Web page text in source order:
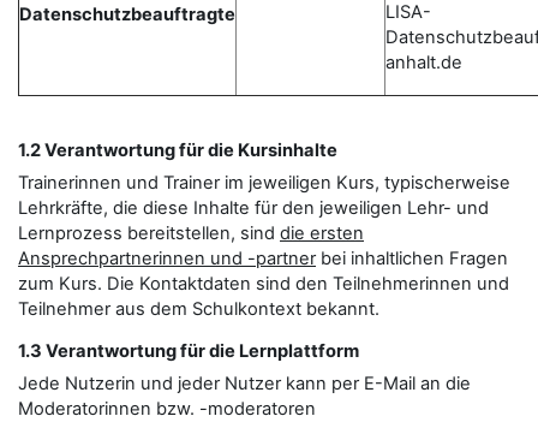
Datenschutzbeauftragte
LISA-
anhalt.de
1.2 Verantwortung für die Kursinhalte
Trainerinnen und Trainer im jeweiligen Kurs, typischerweise
Lehrkräfte, die diese Inhalte für den jeweiligen Lehr- und
Lernprozess bereitstellen, sind die ersten
Ansprechpartnerinnen und -partnerbei inhaltlichen Fragen
zum Kurs. Die Kontaktdaten sind den Teilnehmerinnen und
Teilnehmer aus dem Schulkontext bekannt.
1.3 Verantwortung für die Lernplattform
Jede Nutzerin und jeder Nutzer kann per E-Mail an die
Moderatorinnen bzw. -moderatoren